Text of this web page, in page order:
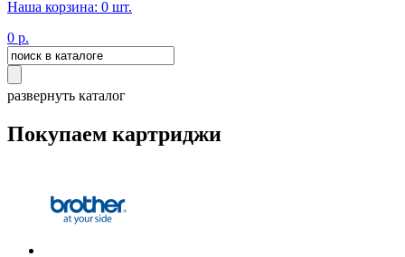
Наша корзина: 0 шт.
0 р.
развернуть каталог
Покупаем картриджи